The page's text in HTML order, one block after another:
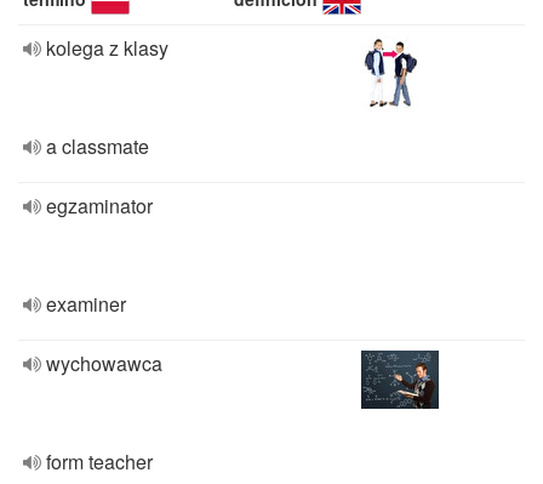
kolega z klasy
a classmate
egzaminator
examiner
wychowawca
form teacher